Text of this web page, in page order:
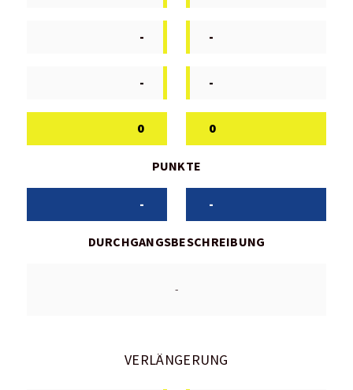
- -
- -
0 0
PUNKTE
- -
DURCHGANGSBESCHREIBUNG
-
VERLÄNGERUNG